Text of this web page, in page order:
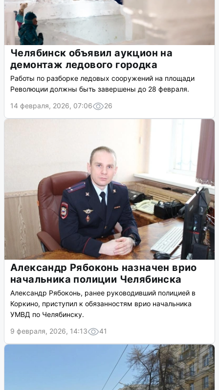
Челябинск объявил аукцион на
демонтаж ледового городка
Работы по разборке ледовых сооружений на площади
Революции должны быть завершены до 28 февраля.
14 февраля, 2026, 07:06
26
Александр Рябоконь назначен врио
начальника полиции Челябинска
Александр Рябоконь, ранее руководивший полицией в
Коркино, приступил к обязанностям врио начальника
УМВД по Челябинску.
9 февраля, 2026, 14:13
41